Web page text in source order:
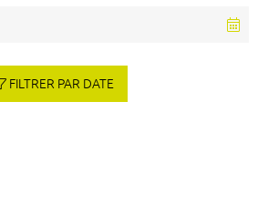
FILTRER PAR DATE